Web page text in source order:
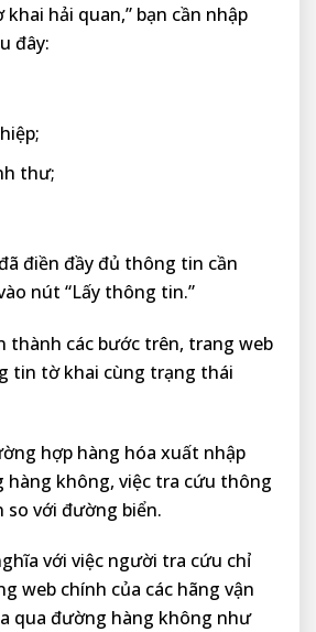
hải quan,” bạn cần nhập
đây:
thư;
điền đầy đủ thông tin cần
nút “Lấy thông tin.”
thành các bước trên, trang web
tin tờ khai cùng trạng thái
hợp hàng hóa xuất nhập
hàng không, việc tra cứu thông
với đường biển.
với việc người tra cứu chỉ
web chính của các hãng vận
qua đường hàng không như